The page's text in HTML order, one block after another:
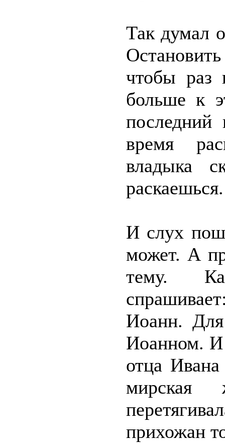
Так думал
Остановить
чтобы раз
больше к
время
владыка
раскаешься.
И слух
может. А
тему.
Иоанн.
Иоанном. И
отца
прихожан